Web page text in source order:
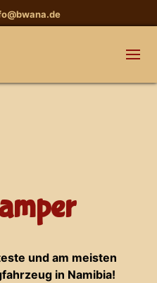
und am meisten
in Namibia!